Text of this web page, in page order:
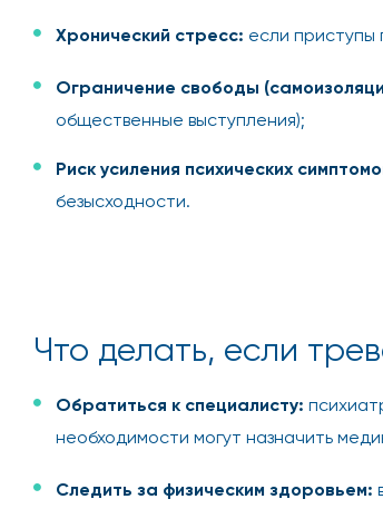
Хронический стресс: если приступы
Ограничение свободы
общественные выступления);
Риск усиления психических
безысходности.
Что делать, если
Обратиться к специалисту:
необходимости могут назначить
Следить за физическим здоровьем: